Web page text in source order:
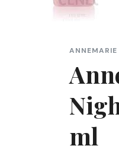
ANNEMARIE
ml